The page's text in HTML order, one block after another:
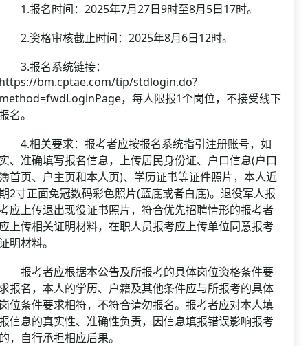
报名时间：2025年7月27日9时至8月5日17时。
资格审核截止时间：2025年8月6日12时。
报名系统链接：
bm.cptae.com/tip/stdlogin.do?
，每人限报1个岗位，不接受线下
名。
相关要求：报考者应按报名系统指引注册账号，如
、准确填写报名信息，上传居民身份证、户口信息(户口
首页、户主页和本人页)、学历证书等证件照片，本人近
2寸正面免冠数码彩色照片(蓝底或者白底)。退役军人报
应上传退出现役证书照片，符合优先招聘情形的报考者
上传相关证明材料，在职人员报考应上传单位同意报考
明材料。
考者应根据本公告及所报考的具体岗位资格条件要
报名，本人的学历、户籍及其他条件应与所报考的具体
位条件要求相符，不符合请勿报名。报考者应对本人填
信息的真实性、准确性负责，因信息填报错误影响报考
，自行承担相应后果。